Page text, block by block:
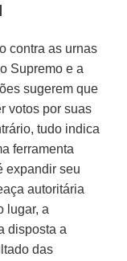
contra as urnas
Supremo e a
sugerem que
votos por suas
tudo indica
ferramenta
expandir seu
autoritária
lugar, a
disposta a
das